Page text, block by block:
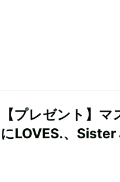
【プレゼント】
にLOVES.、